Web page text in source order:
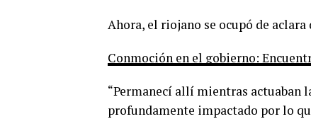
Ahora, el riojano se ocupó de aclara
Conmoción en el gobierno:
“Permanecí allí mientras
profundamente impactado por lo